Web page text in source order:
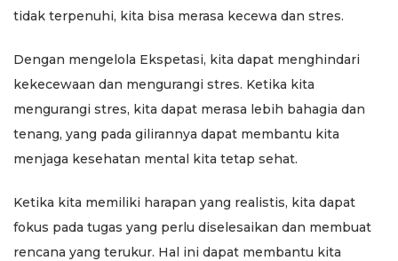
tidak terpenuhi, kita bisa merasa kecewa dan stres.
Dengan mengelola Ekspetasi, kita dapat menghindari
kekecewaan dan mengurangi stres. Ketika kita
mengurangi stres, kita dapat merasa lebih bahagia dan
tenang, yang pada gilirannya dapat membantu kita
menjaga kesehatan mental kita tetap sehat.
Ketika kita memiliki harapan yang realistis, kita dapat
fokus pada tugas yang perlu diselesaikan dan membuat
rencana yang terukur. Hal ini dapat membantu kita